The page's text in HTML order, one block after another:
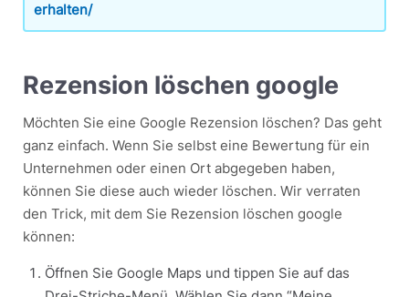
erhalten/
Rezension löschen google
Möchten Sie eine Google Rezension löschen? Das geht
ganz einfach. Wenn Sie selbst eine Bewertung für ein
Unternehmen oder einen Ort abgegeben haben,
können Sie diese auch wieder löschen. Wir verraten
den Trick, mit dem Sie Rezension löschen google
können:
Öffnen Sie Google Maps und tippen Sie auf das